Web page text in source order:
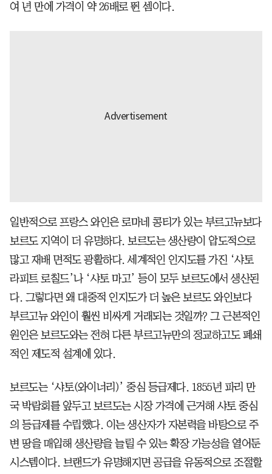
여 년 만에 가격이 약 26배로 뛴 셈이다.
일반적으로 프랑스 와인은 로마네 콩티가 있는 부르고뉴보다
보르도 지역이 더 유명하다. 보르도는 생산량이 압도적으로
많고 재배 면적도 광활하다. 세계적인 인지도를 가진 ‘샤토
라피트 로칠드’나 ‘샤토 마고’ 등이 모두 보르도에서 생산된
다. 그렇다면 왜 대중적 인지도가 더 높은 보르도 와인보다
부르고뉴 와인이 훨씬 비싸게 거래되는 것일까? 그 근본적인
원인은 보르도와는 전혀 다른 부르고뉴만의 정교하고도 폐쇄
적인 제도적 설계에 있다.
보르도는 ‘샤토(와이너리)’ 중심 등급제다. 1855년 파리 만
국 박람회를 앞두고 보르도는 시장 가격에 근거해 샤토 중심
의 등급제를 수립했다. 이는 생산자가 자본력을 바탕으로 주
변 땅을 매입해 생산량을 늘릴 수 있는 확장 가능성을 열어둔
시스템이다. 브랜드가 유명해지면 공급을 유동적으로 조절할